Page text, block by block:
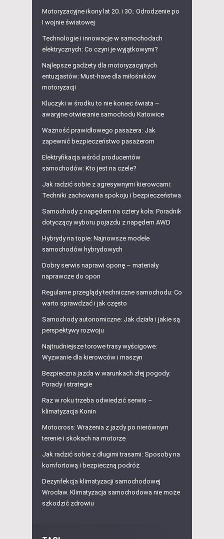
Motoryzacyjne ikony lat 20. i 30.: Odrodzenie po
I wojnie światowej
Technologie i innowacje w samochodach
elektrycznych: Co czyni je wyjątkowymi?
Najlepsze gadżety dla motoryzacyjnych
entuzjastów: Must-have dla miłośników
motoryzacji
Kluczyki w środku to nie koniec świata –
awaryjne otwieranie samochodu Katowice
Ważność prawidłowego pasażera: Jak
zapewnić bezpieczeństwo pasażerom
Elektryfikacja wśród producentów
samochodów: Kto jest na czele?
Jak radzić sobie z agresywnymi kierowcami:
Techniki zachowania spokoju i bezpieczeństwa
Samochody z napędem na cztery koła: Poradnik
dotyczący wyboru pojazdu z napędem AWD
Hybrydy na topie: Najnowsze modele
samochodów hybrydowych
Dobry serwis naprawi oponę – materiały
naprawcze do opon
Regularne przeglądy techniczne samochodu: Co
warto sprawdzać i jak często
Samochody autonomiczne: Jak działa i jakie są
perspektywy rozwoju
Najtrudniejsze torowe trasy wyścigowe:
Wyzwanie dla kierowców i maszyn
Bezpieczna jazda w warunkach złej pogody:
Porady i strategie
Raz w roku trzeba odwiedzić serwis –
klimatyzacja Konin
Motocross: Wrażenia z jazdy po nierównym
terenie i skokach na motorze
Jak radzić sobie z długimi trasami: Sposoby na
komfortową i bezpieczną podróż
Dezynfekcja klimatyzacji samochodowej
Wrocław. Klimatyzacja samochodowa nie może
szkodzić zdrowiu